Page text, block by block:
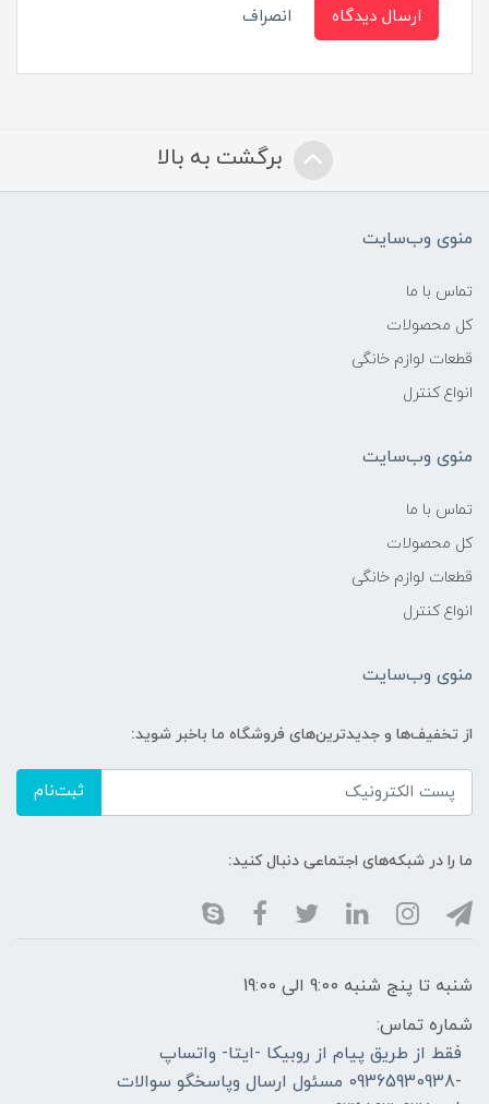
ارسال دیدگاه انصراف
برگشت به بالا
منوی وب‌سایت
تماس با ما
کل محصولات
قطعات لوازم خانگی
انواع کنترل
منوی وب‌سایت
تماس با ما
کل محصولات
قطعات لوازم خانگی
انواع کنترل
منوی وب‌سایت
از تخفیف‌ها و جدیدترین‌های فروشگاه ما باخبر شوید:
ثبت‌نام
ما را در شبکه‌های اجتماعی دنبال کنید:
شنبه تا پنج شنبه 9:00 الی 19:00
شماره تماس:
فقط از طریق پیام از روبیکا -ایتا- واتساپ
-09365930938 مسئول ارسال وپاسخگو سوالات